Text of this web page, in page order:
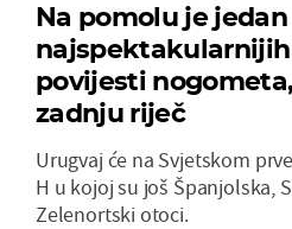
Na pomolu je
povijesti
zadnju riječ
Urugvaj će na Svjetskom
H u kojoj su još Španjolska,
Zelenortski otoci.